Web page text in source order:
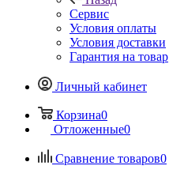
Сервис
Условия оплаты
Условия доставки
Гарантия на товар
Личный кабинет
Корзина0
Отложенные0
Сравнение товаров0